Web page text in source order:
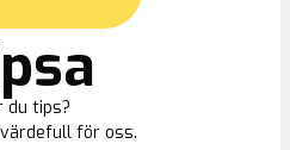
du tips?
för oss.